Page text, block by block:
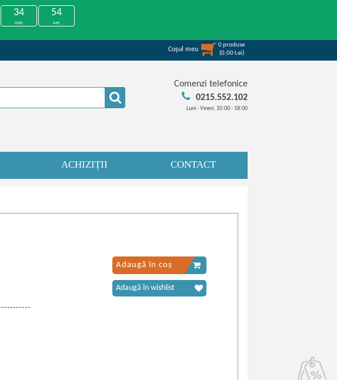
34
min
54
sec
Coşul meu
0produse
(0,00 Lei)
Comenzi telefonice
0215.552.102
Luni - Vineri, 10:00 - 18:00
ACHIZIȚII CONTACT
Adaugă în coș
Adaugă în wishlist